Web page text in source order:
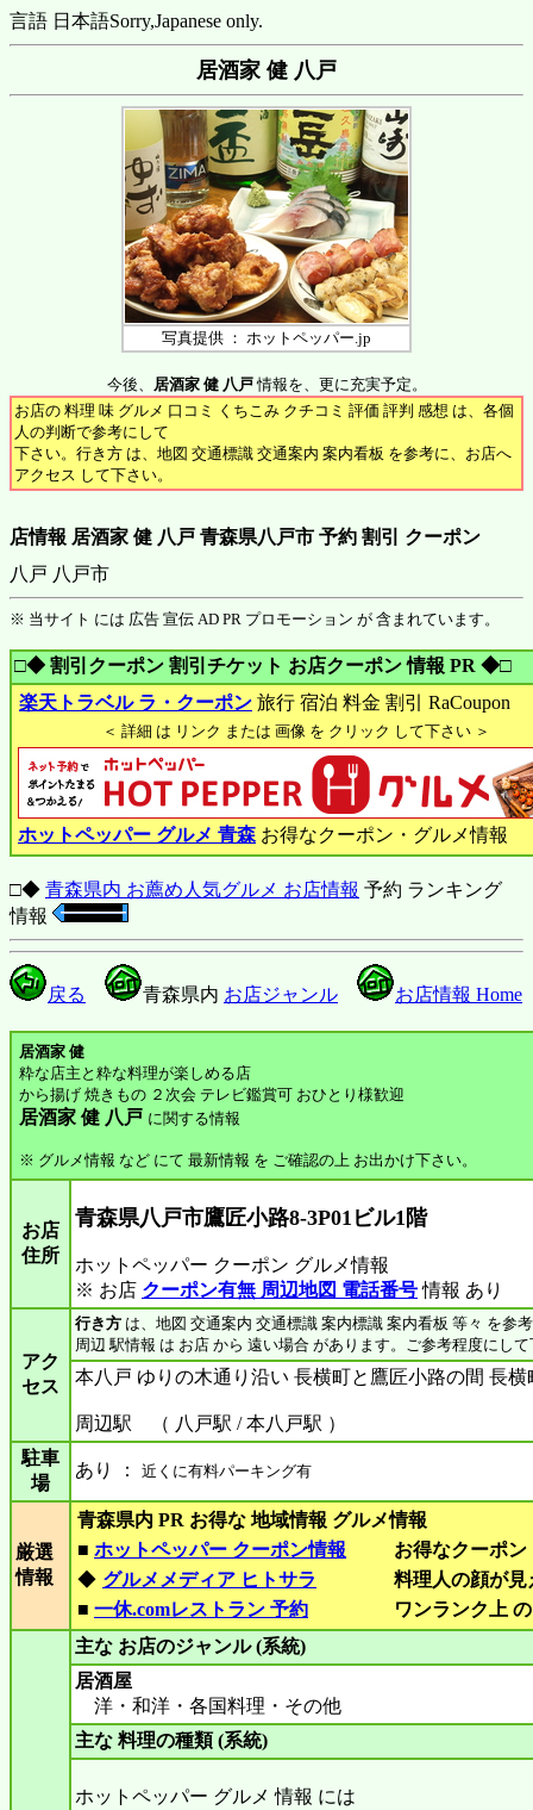
言語 日本語Sorry,Japanese only.
居酒家 健 八戸
写真提供 ： ホットペッパー.jp
今後、 居酒家 健 八戸情報を、更に充実予定。
お店の 料理 味 グルメ 口コミ くちこみ クチコミ 評価 評判 感想 は、各個
人の判断で参考にして
下さい。行き方 は、地図 交通標識 交通案内 案内看板 を参考に、お店へ
アクセス して下さい。
店情報 居酒家 健 八戸 青森県八戸市 予約 割引 クーポン
八戸 八戸市
※ 当サイト には 広告 宣伝 AD PR プロモーション が 含まれています。
□◆ 割引クーポン 割引チケット お店クーポン 情報 PR ◆□
楽天トラベル ラ・クーポン 旅行 宿泊 料金 割引 RaCoupon
＜ 詳細 は リンク または 画像 を クリック して下さい ＞
ホットペッパー グルメ 青森お得なクーポン・グルメ情報
□◆ 青森県内 お薦め人気グルメ お店情報 予約 ランキング
情報
戻る 青森県内 お店ジャンル お店情報 Home
居酒家 健
粋な店主と粋な料理が楽しめる店
から揚げ 焼きもの ２次会 テレビ鑑賞可 おひとり様歓迎
居酒家 健 八戸 に関する情報
※ グルメ情報 など にて 最新情報 を ご確認の上 お出かけ下さい。
お店
住所
青森県八戸市鷹匠小路8-3P01ビル1階
ホットペッパー クーポン グルメ情報
※ お店 クーポン有無 周辺地図 電話番号情報 あり
アク
セス
行き方 は、地図 交通案内 交通標識 案内標識 案内看板 等々 を参
周辺 駅情報 は お店 から 遠い場合 があります。ご参考程度にし
本八戸 ゆりの木通り沿い 長横町と鷹匠小路の間 長
周辺駅 （ 八戸駅 / 本八戸駅 ）
駐車
場
あり ： 近くに有料パーキング有
厳選
情報
青森県内 PR お得な 地域情報 グルメ情報
■ ホットペッパー クーポン情報
お得なクーポ
◆ グルメメディア ヒトサラ
料理人の顔が
■ 一休.comレストラン 予約 ワンランク上
主な お店のジャンル (系統)
居酒屋
洋・和洋・各国料理・その他
主な 料理の種類 (系統)
ホットペッパー グルメ 情報 には